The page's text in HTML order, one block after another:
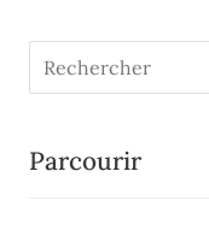
Parcourir